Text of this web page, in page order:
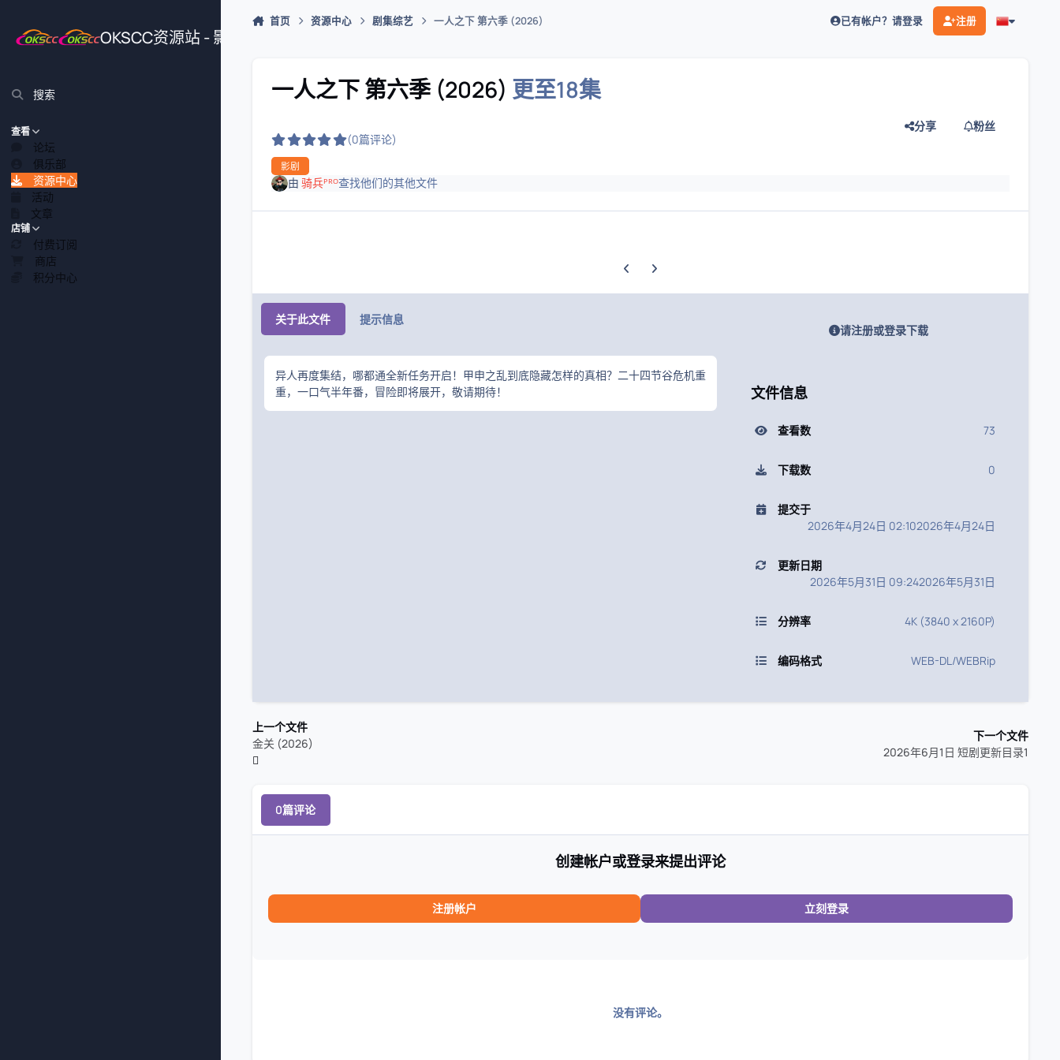
OKSCC资源站 - 影视、游戏、源码插件综合下载平台
搜索
查看
论坛
俱乐部
资源中心
活动
文章
店铺
付费订阅
商店
积分中心
首页 资源中心 剧集综艺 一人之下 第六季 (2026) 已有帐户？请登录 注册
一人之下 第六季 (2026) 更至18集
(0篇评论)
影剧
分享 粉丝
由 骑兵ᴾᴿᴼ查找他们的其他文件
上一张轮播幻灯片
下一张轮播幻灯片
关于此文件 提示信息
异人再度集结，哪都通全新任务开启！甲申之乱到底隐藏怎样的真相？二十四节谷危机重
重，一口气半年番，冒险即将展开，敬请期待！
请注册或登录下载
文件信息
查看数 73
下载数 0
提交于
2026年4月24日 02:102026年4月24日
更新日期
2026年5月31日 09:242026年5月31日
分辨率 4K (3840 x 2160P)
编码格式 WEB-DL/WEBRip
上一个文件
金关 (2026)
下一个文件
2026年6月1日 短剧更新目录1
0篇评论
创建帐户或登录来提出评论
注册帐户 立刻登录
没有评论。